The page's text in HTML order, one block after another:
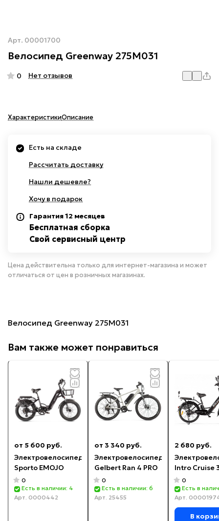
Арт. 00001700
Велосипед Greenway 275M031
0 Нет отзывов
ХарактеристикиОписание
Есть на складе
Рассчитать доставку
Нашли дешевле?
Хочу в подарок
Гарантия 12 месяцев
Бесплатная сборка
Свой сервисный центр
Цена действительна только для интернет-магазина и может
отличаться от цен в розничных магазинах.
Велосипед Greenway 275M031
Вам также может понравиться
от 5 600 руб.
Электровелосипед
Sporto EMOJO
0
Есть в наличии: 4
Арт. 0000442
от 3 340 руб.
Электровелосипед
Gelbert Ran 4 PRO
0
Есть в наличии: 6
Арт. 25455
2 680 руб.
Intro Cruise
0
Есть в
Арт.
В